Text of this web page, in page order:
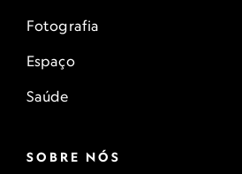
Fotografia
Espaço
Saúde
SOBRE NÓS